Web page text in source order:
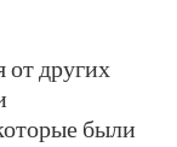
от других
были